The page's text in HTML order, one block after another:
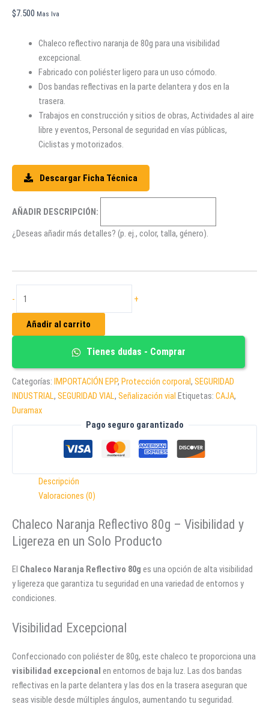
$7.500 Mas Iva
Chaleco reflectivo naranja de 80g para una visibilidad
excepcional.
Fabricado con poliéster ligero para un uso cómodo.
Dos bandas reflectivas en la parte delantera y dos en la
trasera.
Trabajos en construcción y sitios de obras, Actividades al aire
libre y eventos, Personal de seguridad en vías públicas,
Ciclistas y motorizados.
Descargar Ficha Técnica
AÑADIR DESCRIPCIÓN:
¿Deseas añadir más detalles? (p. ej., color, talla, género).
-
NARANJA
REFLECTIVO
80g
+
Añadir al carrito
Tienes dudas - Comprar
Categorías: IMPORTACIÓN EPP, Protección corporal, SEGURIDAD
INDUSTRIAL, SEGURIDAD VIAL, Señalización vial Etiquetas: CAJA,
Duramax
Pago seguro garantizado
Descripción
Valoraciones (0)
Chaleco Naranja Reflectivo 80g – Visibilidad y
Ligereza en un Solo Producto
El Chaleco Naranja Reflectivo 80g es una opción de alta visibilidad
y ligereza que garantiza tu seguridad en una variedad de entornos y
condiciones.
Visibilidad Excepcional
Confeccionado con poliéster de 80g, este chaleco te proporciona una
visibilidad excepcional en entornos de baja luz. Las dos bandas
reflectivas en la parte delantera y las dos en la trasera aseguran que
seas visible desde múltiples ángulos, aumentando tu seguridad.